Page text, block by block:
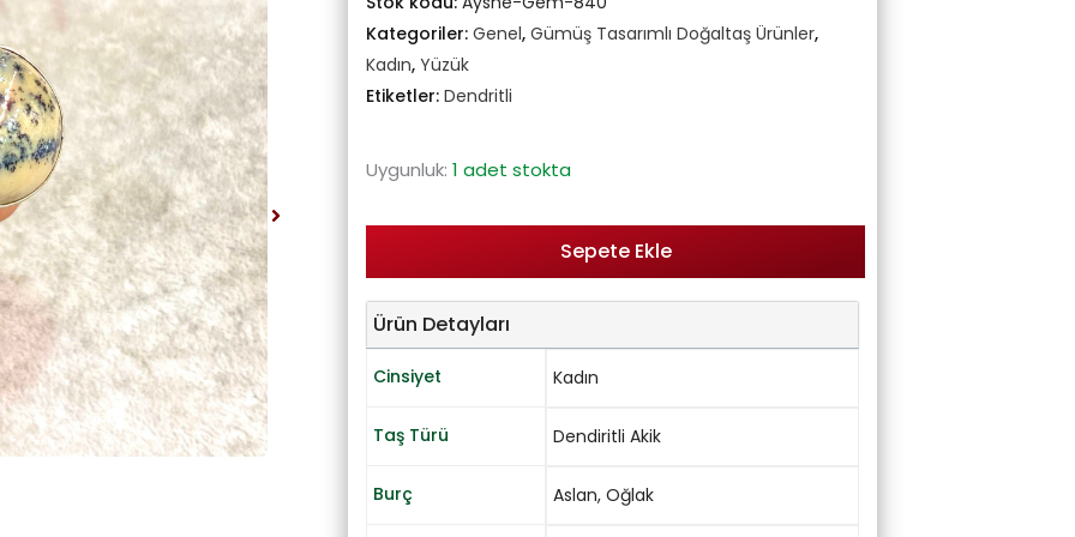
Kategoriler: Genel, Gümüş Tasarımlı Doğaltaş Ürünler,
Kadın, Yüzük
Etiketler: Dendritli
Uygunluk: 1 adet stokta
Sepete Ekle
Ürün Detayları
Cinsiyet Kadın
Taş Türü Dendiritli Akik
Burç Aslan, Oğlak